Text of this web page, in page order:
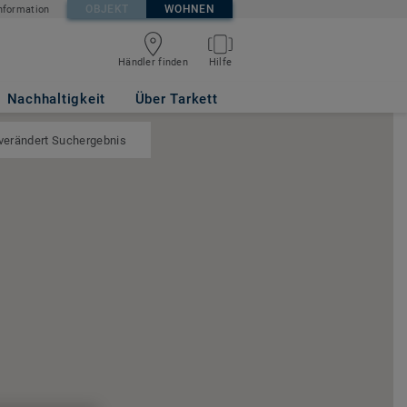
OBJEKT WOHNEN
Händler finden Hilfe
Nachhaltigkeit Über Tarkett
Suchergebnis